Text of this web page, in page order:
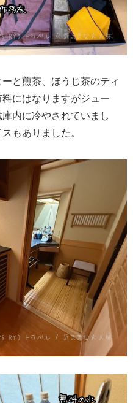
と煎茶、ほうじ茶のティ
にはなりますがジュー
内に冷やされていまし
もありました。